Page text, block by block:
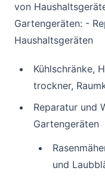
von
Gartengeräten: -
Haushaltsgeräten
Kühlschränke,
trockner,
Reparatur und
Gartengeräten
und